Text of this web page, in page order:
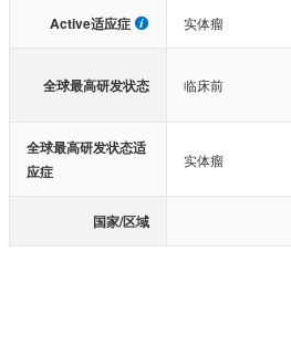
Active适应症 实体瘤
全球最高研发状态 临床前
全球最高研发状态适
应症
实体瘤
国家/区域